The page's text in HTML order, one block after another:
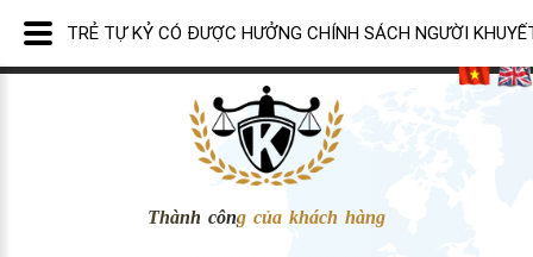
Thành công của khách hàng
TRẺ TỰ KỶ CÓ ĐƯỢC HƯỞNG CHÍNH SÁCH NGƯỜI